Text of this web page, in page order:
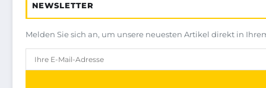
NEWSLETTER
Melden Sie sich an, um unsere neuesten Artikel direkt in